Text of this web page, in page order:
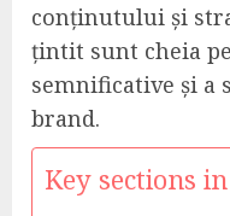
conținutului și
țintit sunt cheia
semnificative și a
brand.
Key sections